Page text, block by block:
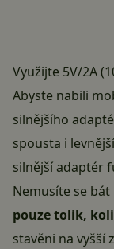
Využijte 5V/2A
Abyste nabili
silnějšího
spousta i
silnější adaptér
Nemusíte se
pouze tolik,
stavěni na vyšší